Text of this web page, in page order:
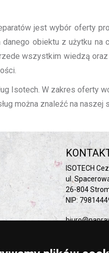
jest wybór oferty
obiektu z użytku na
wszystkim wiedzą
Isotech. W zakres oferty
można znaleźć na naszej
ISOTECH
ul.
26-804
NIP: